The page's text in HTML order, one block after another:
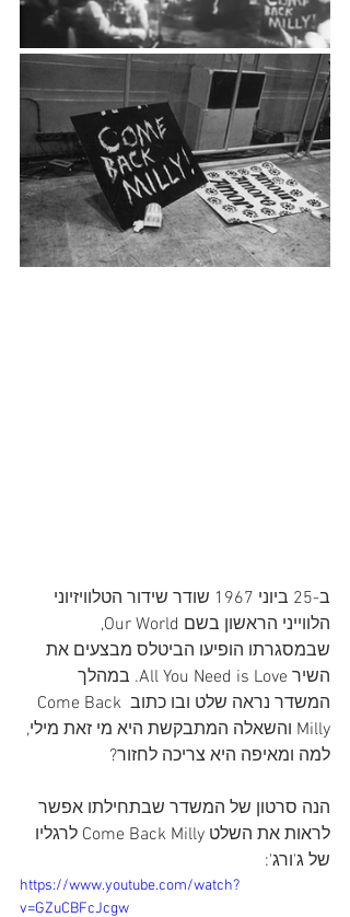
ב-25 ביוני 1967 שודר שידור הטלוויזיוני
הלווייני הראשון בשם Our World,
שבמסגרתו הופיעו הביטלס מבצעים את
השיר All You Need is Love. במהלך
המשדר נראה שלט ובו כתוב Come Back
Milly והשאלה המתבקשת היא מי זאת מילי,
למה ומאיפה היא צריכה לחזור?
הנה סרטון של המשדר שבתחילתו אפשר
לראות את השלט Come Back Milly לרגליו
של ג'ורג':
https://www.youtube.com/watch?
v=GZuCBFcJcgw